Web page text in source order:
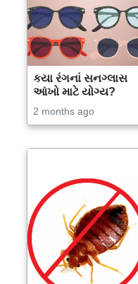
કયા રંગનાં સનગ્લાસ
આંખો માટે યોગ્ય?
2 months ago